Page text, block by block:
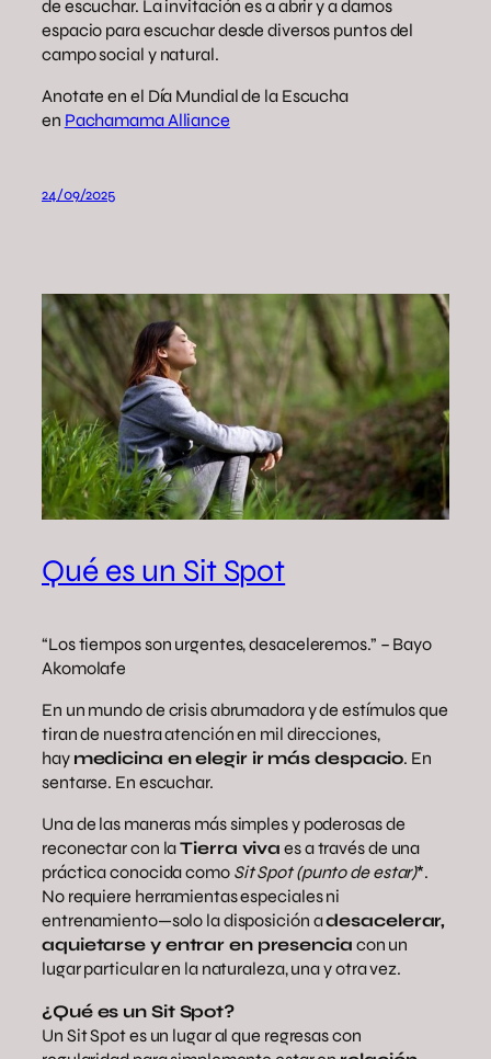
de escuchar. La invitación es a abrir y a darnos
espacio para escuchar desde diversos puntos del
campo social y natural.
Anotate en el Día Mundial de la Escucha
en Pachamama Alliance
24/09/2025
Qué es un Sit Spot
“Los tiempos son urgentes, desaceleremos.” – Bayo
Akomolafe
En un mundo de crisis abrumadora y de estímulos que
tiran de nuestra atención en mil direcciones,
hay medicina en elegir ir más despacio. En
sentarse. En escuchar.
Una de las maneras más simples y poderosas de
reconectar con laTierra viva es a través de una
práctica conocida como Sit Spot (punto de estar)*.
No requiere herramientas especiales ni
entrenamiento—solo la disposición adesacelerar,
aquietarse y entrar en presencia con un
lugar particular en la naturaleza, una y otra vez.
¿Qué es un Sit Spot?
Un Sit Spot es un lugar al que regresas con